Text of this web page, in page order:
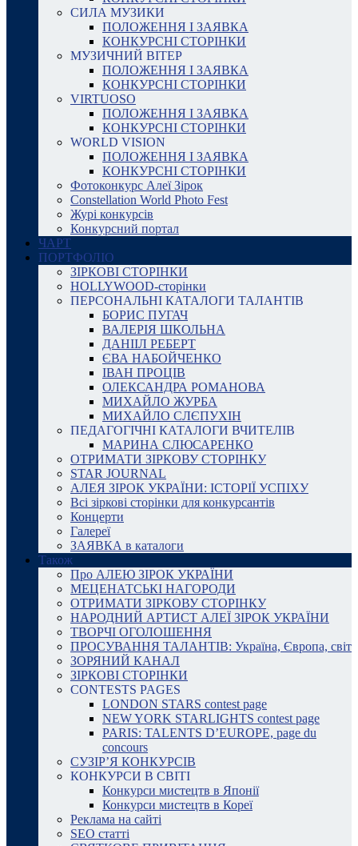
СИЛА МУЗИКИ
ПОЛОЖЕННЯ І ЗАЯВКА
КОНКУРСНІ СТОРІНКИ
МУЗИЧНИЙ ВІТЕР
ПОЛОЖЕННЯ І ЗАЯВКА
КОНКУРСНІ СТОРІНКИ
VIRTUOSO
ПОЛОЖЕННЯ І ЗАЯВКА
КОНКУРСНІ СТОРІНКИ
WORLD VISION
ПОЛОЖЕННЯ І ЗАЯВКА
КОНКУРСНІ СТОРІНКИ
Фотоконкурс Алеї Зірок
Constellation World Photo Fest
Журі конкурсів
Конкурсний портал
ЧАРТ
ПОРТФОЛІО
ЗІРКОВІ СТОРІНКИ
HOLLYWOOD-сторінки
ПЕРСОНАЛЬНІ КАТАЛОГИ ТАЛАНТІВ
БОРИС ПУГАЧ
ВАЛЕРІЯ ШКОЛЬНА
ДАНІІЛ РЕБЕРТ
ЄВА НАБОЙЧЕНКО
ІВАН ПРОЦІВ
ОЛЕКСАНДРА РОМАНОВА
МИХАЙЛО ЖУРБА
МИХАЙЛО СЛЄПУХІН
ПЕДАГОГІЧНІ КАТАЛОГИ ВЧИТЕЛІВ
МАРИНА СЛЮСАРЕНКО
ОТРИМАТИ ЗІРКОВУ СТОРІНКУ
STAR JOURNAL
АЛЕЯ ЗІРОК УКРАЇНИ: ІСТОРІЇ УСПІХУ
Всі зіркові сторінки для конкурсантів
Концерти
Галереї
ЗАЯВКА в каталоги
Також
Про АЛЕЮ ЗІРОК УКРАЇНИ
МЕЦЕНАТСЬКІ НАГОРОДИ
ОТРИМАТИ ЗІРКОВУ СТОРІНКУ
НАРОДНИЙ АРТИСТ АЛЕЇ ЗІРОК УКРАЇНИ
ТВОРЧІ ОГОЛОШЕННЯ
ПРОСУВАННЯ ТАЛАНТІВ: Україна, Європа, світ
ЗОРЯНИЙ КАНАЛ
ЗІРКОВІ СТОРІНКИ
CONTESTS PAGES
LONDON STARS contest page
NEW YORK STARLIGHTS contest page
PARIS: TALENTS D’EUROPE, page du
concours
СУЗІР’Я КОНКУРСІВ
КОНКУРСИ В СВІТІ
Конкурси мистецтв в Японії
Конкурси мистецтв в Кореї
Реклама на сайті
SEO статті